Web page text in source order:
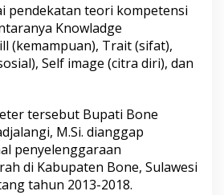
pendekatan teori kompetensi
Knowladge
(kemampuan), Trait (sifat),
Self image (citra diri), dan
tersebut Bupati Bone
M.Si. dianggap
penyelenggaraan
di Kabupaten Bone, Sulawesi
tahun 2013-2018.